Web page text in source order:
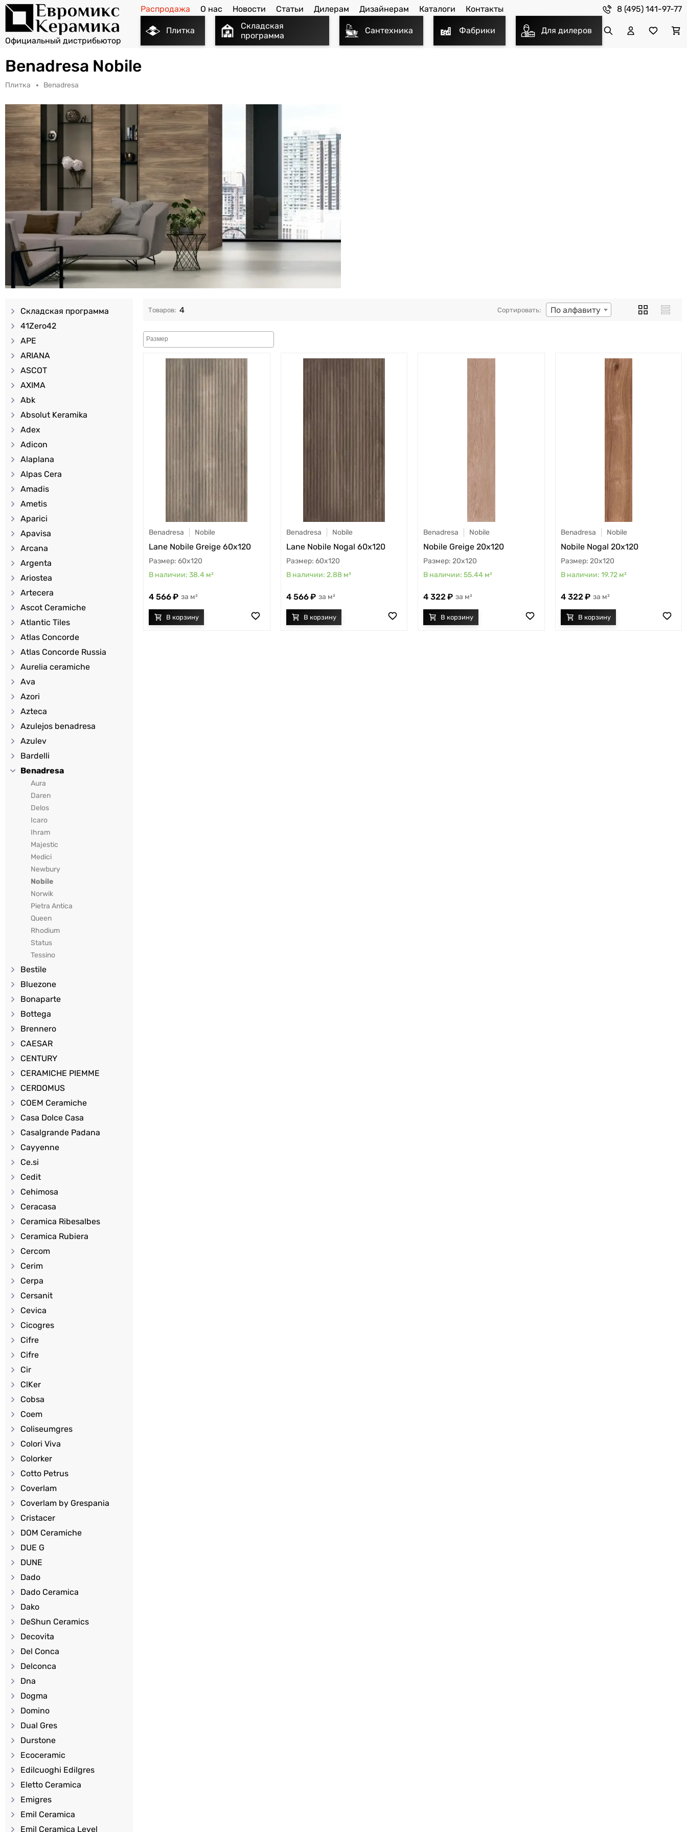
Распродажа О нас Новости Статьи Дилерам Дизайнерам Каталоги Контакты 8 (495) 141-97-77
Плитка
Складская
программа
Сантехника Фабрики Для дилеров
Benadresa Nobile
Плитка Benadresa
Складская программа
41Zero42
APE
ARIANA
ASCOT
AXIMA
Abk
Absolut Keramika
Adex
Adicon
Alaplana
Alpas Cera
Amadis
Ametis
Aparici
Apavisa
Arcana
Argenta
Ariostea
Artecera
Ascot Ceramiche
Atlantic Tiles
Atlas Concorde
Atlas Concorde Russia
Aurelia ceramiche
Ava
Azori
Azteca
Azulejos benadresa
Azulev
Bardelli
Benadresa
Aura
Daren
Delos
Icaro
Ihram
Majestic
Medici
Newbury
Nobile
Norwik
Pietra Antica
Queen
Rhodium
Status
Tessino
Bestile
Bluezone
Bonaparte
Bottega
Brennero
CAESAR
CENTURY
CERAMICHE PIEMME
CERDOMUS
COEM Ceramiche
Casa Dolce Casa
Casalgrande Padana
Cayyenne
Ce.si
Cedit
Cehimosa
Ceracasa
Ceramica Ribesalbes
Ceramica Rubiera
Cercom
Cerim
Cerpa
Cersanit
Cevica
Cicogres
Cifre
Cifre
Cir
ClKer
Cobsa
Coem
Coliseumgres
Colori Viva
Colorker
Cotto Petrus
Coverlam
Coverlam by Grespania
Cristacer
DOM Ceramiche
DUE G
DUNE
Dado
Dado Ceramica
Dako
DeShun Ceramics
Decovita
Del Conca
Delconca
Dna
Dogma
Domino
Dual Gres
Durstone
Ecoceramic
Edilcuoghi Edilgres
Eletto Ceramica
Emigres
Emil Ceramica
Emil Ceramica Level
4 По алфавиту
Benadresa Nobile
Lane Nobile Greige 60x120
60x120
38.4 м²
4 566 м²
Benadresa Nobile
Lane Nobile Nogal 60x120
60x120
2.88 м²
4 566 м²
Benadresa Nobile
Nobile Greige 20x120
20x120
55.44 м²
4 322 м²
Benadresa Nobile
Nobile Nogal 20x120
20x120
19.72 м²
4 322 м²